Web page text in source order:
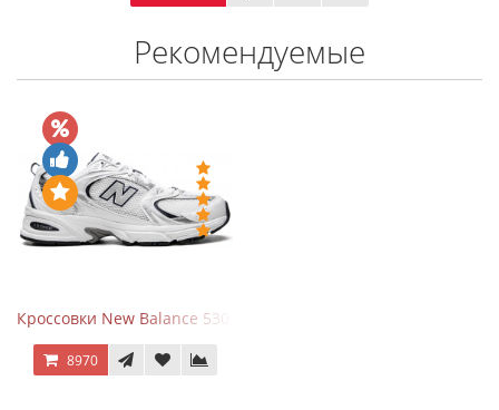
Рекомендуемые
Кроссовки New Balance 530 White Silver Navy
8970